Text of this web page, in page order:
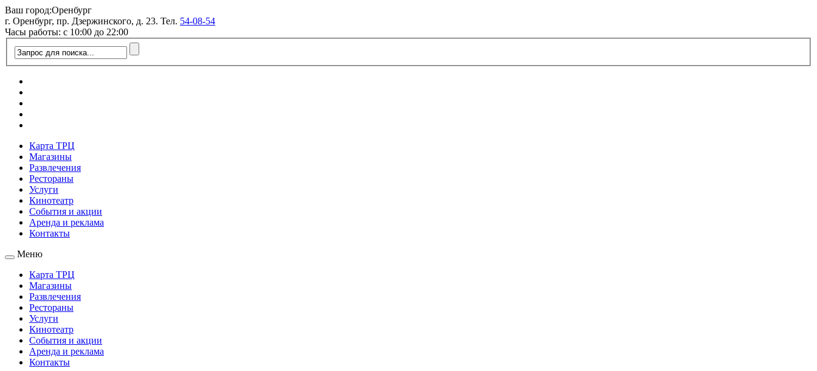
Ваш город:Оренбург
г. Оренбург, пр. Дзержинского, д. 23. Тел. 54-08-54
Часы работы: с 10:00 до 22:00
Карта ТРЦ
Магазины
Развлечения
Рестораны
Услуги
Кинотеатр
События и акции
Аренда и реклама
Контакты
Меню
Карта ТРЦ
Магазины
Развлечения
Рестораны
Услуги
Кинотеатр
События и акции
Аренда и реклама
Контакты